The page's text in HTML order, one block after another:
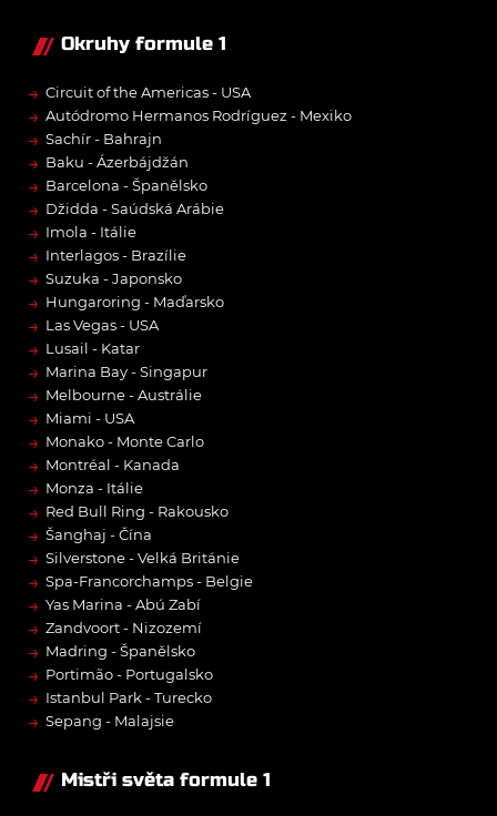
Okruhy formule 1
→ Circuit of the Americas - USA
→ Autódromo Hermanos Rodríguez - Mexiko
→ Sachír - Bahrajn
→ Baku - Ázerbájdžán
→ Barcelona - Španělsko
→ Džidda - Saúdská Arábie
→ Imola - Itálie
→ Interlagos - Brazílie
→ Suzuka - Japonsko
→ Hungaroring - Maďarsko
→ Las Vegas - USA
→ Lusail - Katar
→ Marina Bay - Singapur
→ Melbourne - Austrálie
→ Miami - USA
→ Monako - Monte Carlo
→ Montréal - Kanada
→ Monza - Itálie
→ Red Bull Ring - Rakousko
→ Šanghaj - Čína
→ Silverstone - Velká Británie
→ Spa-Francorchamps - Belgie
→ Yas Marina - Abú Zabí
→ Zandvoort - Nizozemí
→ Madring - Španělsko
→ Portimão - Portugalsko
→ Istanbul Park - Turecko
→ Sepang - Malajsie
Mistři světa formule 1